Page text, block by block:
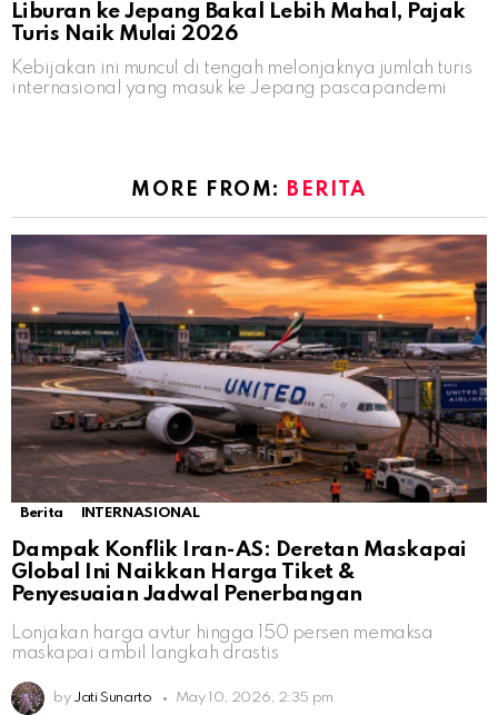
Liburan ke Jepang Bakal Lebih Mahal, Pajak
Turis Naik Mulai 2026
Kebijakan ini muncul di tengah melonjaknya jumlah turis
internasional yang masuk ke Jepang pascapandemi
MORE FROM: BERITA
Berita INTERNASIONAL
Dampak Konflik Iran-AS: Deretan Maskapai
Global Ini Naikkan Harga Tiket &
Penyesuaian Jadwal Penerbangan
Lonjakan harga avtur hingga 150 persen memaksa
maskapai ambil langkah drastis
by Jati Sunarto May 10, 2026, 2:35 pm